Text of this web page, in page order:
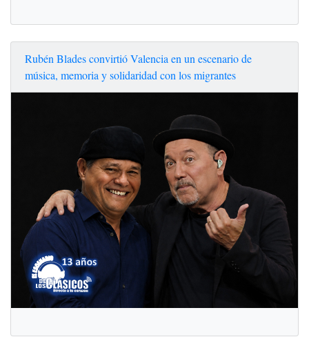
Rubén Blades convirtió Valencia en un escenario de
música, memoria y solidaridad con los migrantes